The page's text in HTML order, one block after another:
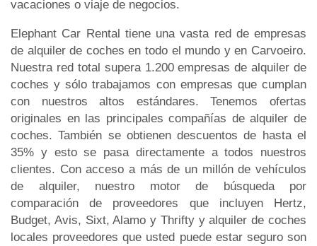
vacaciones o viaje de negocios.
Elephant Car Rental tiene una vasta red de empresas
de alquiler de coches en todo el mundo y en Carvoeiro.
Nuestra red total supera 1.200 empresas de alquiler de
coches y sólo trabajamos con empresas que cumplan
con nuestros altos estándares. Tenemos ofertas
originales en las principales compañías de alquiler de
coches. También se obtienen descuentos de hasta el
35% y esto se pasa directamente a todos nuestros
clientes. Con acceso a más de un millón de vehículos
de alquiler, nuestro motor de búsqueda por
comparación de proveedores que incluyen Hertz,
Budget, Avis, Sixt, Alamo y Thrifty y alquiler de coches
locales proveedores que usted puede estar seguro son